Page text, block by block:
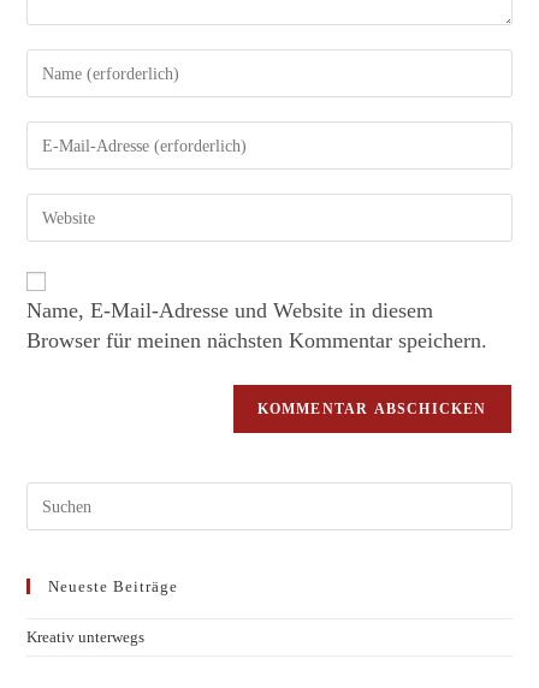
Name, E-Mail-Adresse und Website in diesem
Browser für meinen nächsten Kommentar speichern.
Neueste Beiträge
Kreativ unterwegs